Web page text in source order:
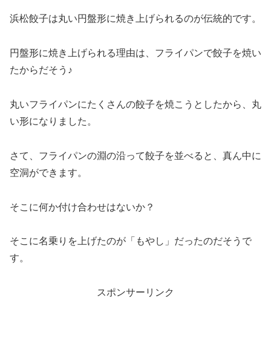
浜松餃子は丸い円盤形に焼き上げられるのが伝統的です。
円盤形に焼き上げられる理由は、フライパンで餃子を焼い
たからだそう♪
丸いフライパンにたくさんの餃子を焼こうとしたから、丸
い形になりました。
さて、フライパンの淵の沿って餃子を並べると、真ん中に
空洞ができます。
そこに何か付け合わせはないか？
そこに名乗りを上げたのが「もやし」だったのだそうで
す。
スポンサーリンク